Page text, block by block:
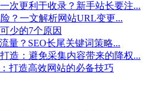
次更利于收录？新手站长要注...
？一文解析网站URL变更...
少的7个原因
量？SEO长尾关键词策略...
造：避免采集内容带来的降权...
打造高效网站的必备技巧